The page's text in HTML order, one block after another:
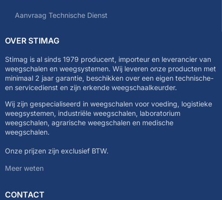
Aanvraag Technische Dienst
OVER STIMAG
Stimag is al sinds 1979 producent, importeur en leverancier van
weegschalen en weegsystemen. Wij leveren onze producten met
minimaal 2 jaar garantie, beschikken over een eigen technische-
en servicedienst en zijn erkende weegschaalkeurder.
Wij zijn gespecialiseerd in weegschalen voor voeding, logistieke
weegsystemen, industriële weegschalen, laboratorium
weegschalen, agrarische weegschalen en medische
weegschalen.
Onze prijzen zijn exclusief BTW.
Meer weten
CONTACT